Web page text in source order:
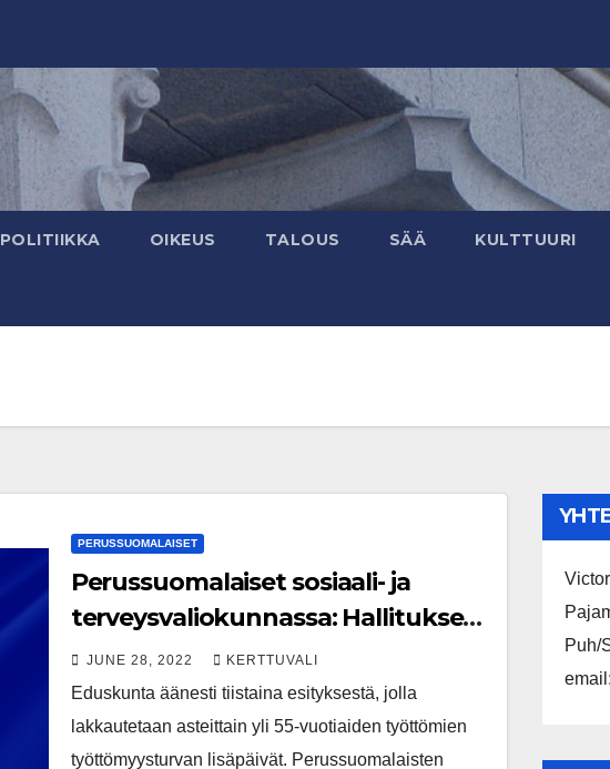
POLITIIKKA OIKEUS TALOUS SÄÄ KULTTUURI
PERUSSUOMALAISET
Perussuomalaiset sosiaali- ja
terveysvaliokunnassa: Hallituksen
läpi junttaama työttömyysturvan
lisäpäivien poisto kurjistaa yli 55-
vuotiaiden työttömien aseman
JUNE 28, 2022 KERTTUVALI
Eduskunta äänesti tiistaina esityksestä, jolla
lakkautetaan asteittain yli 55-vuotiaiden työttömien
työttömyysturvan lisäpäivät. Perussuomalaisten
Puh/